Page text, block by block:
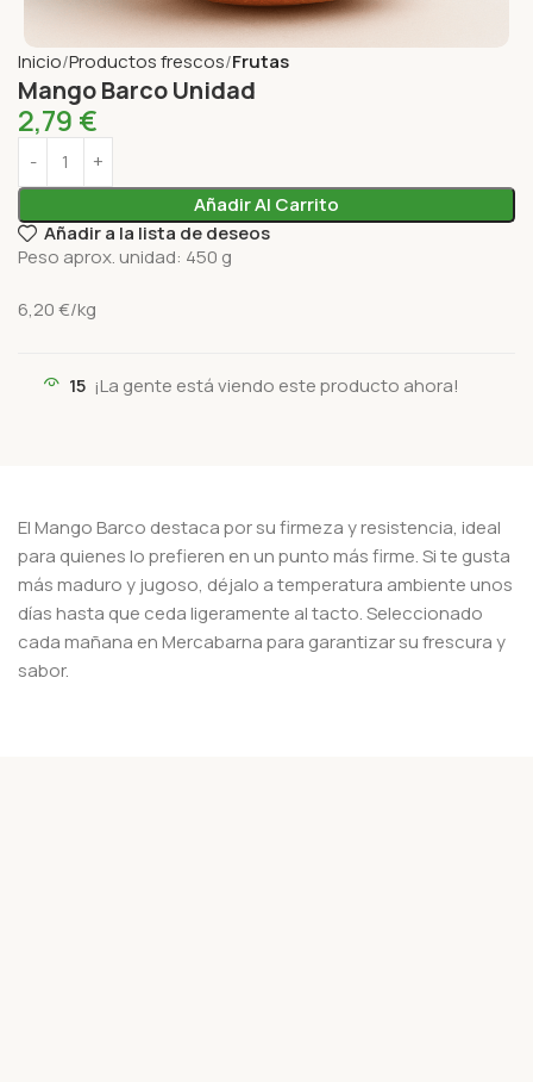
Inicio Productos frescos Frutas
Mango Barco Unidad
2,79 €
Añadir Al Carrito
Añadir a la lista de deseos
Peso aprox. unidad: 450 g
6,20€/kg
15 ¡La gente está viendo este producto ahora!
El Mango Barco destaca por su firmeza y resistencia, ideal
para quienes lo prefieren en un punto más firme. Si te gusta
más maduro y jugoso, déjalo a temperatura ambiente unos
días hasta que ceda ligeramente al tacto. Seleccionado
cada mañana en Mercabarna para garantizar su frescura y
sabor.